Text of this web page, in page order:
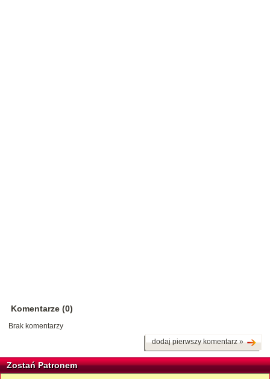
Komentarze (0)
Brak komentarzy
dodaj pierwszy komentarz »
Zostań Patronem